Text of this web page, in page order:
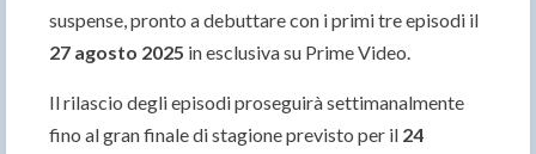
suspense, pronto a debuttare con i primi tre episodi il
27 agosto 2025 in esclusiva su Prime Video.
Il rilascio degli episodi proseguirà settimanalmente
fino al gran finale di stagione previsto per il 24